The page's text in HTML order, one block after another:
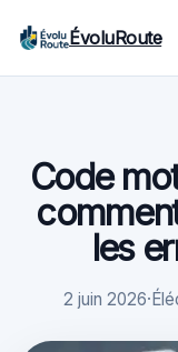
ÉvoluRoute
Code
les
2 juin 2026·